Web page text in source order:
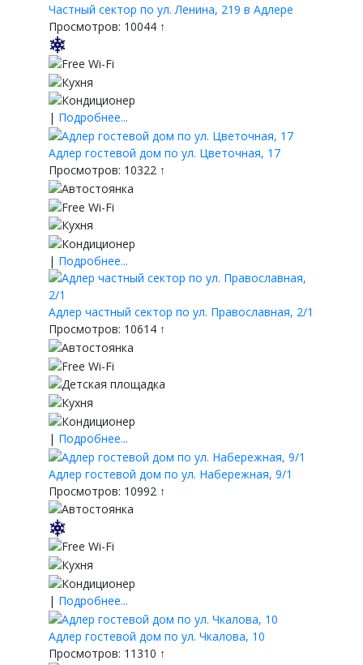
Частный сектор по ул. Ленина, 219 в Адлере
Просмотров: 10044 ↑
| Подробнее...
Адлер гостевой дом по ул. Цветочная, 17
Просмотров: 10322 ↑
| Подробнее...
Адлер частный сектор по ул. Православная, 2/1
Просмотров: 10614 ↑
| Подробнее...
Адлер гостевой дом по ул. Набережная, 9/1
Просмотров: 10992 ↑
| Подробнее...
Адлер гостевой дом по ул. Чкалова, 10
Просмотров: 11310 ↑